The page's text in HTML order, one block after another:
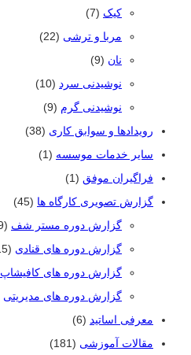
کیک (7)
مربا و ترشی (22)
نان (9)
نوشیدنی سرد (10)
نوشیدنی گرم (9)
رویدادها و سوابق کاری (38)
سایر خدمات موسسه (1)
فراگیران موفق (1)
گزارش تصویری کارگاه ها (45)
گزارش دوره مستر شف (29)
گزارش دوره های قنادی (15)
گزارش دوره های کافیشاپ
گزارش دوره های مدیریتی
معرفی اساتید (6)
مقالات آموزشی (181)